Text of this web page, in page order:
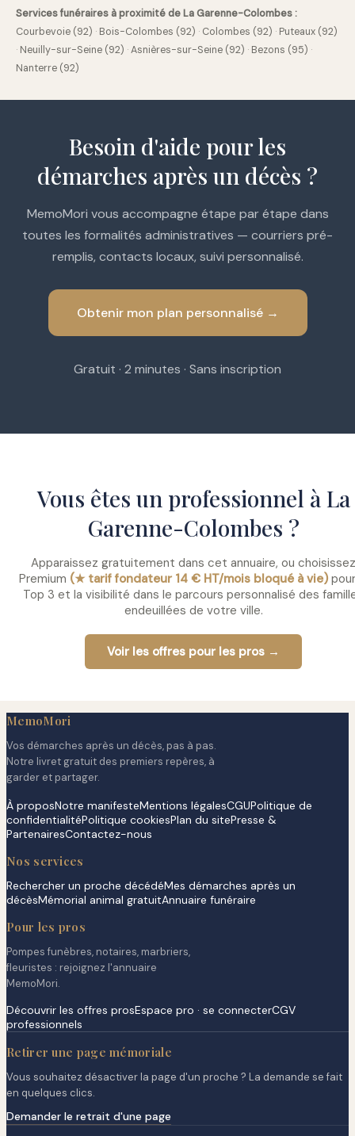
Services funéraires à proximité de La Garenne-Colombes :
Courbevoie (92) · Bois-Colombes (92) · Colombes (92) · Puteaux (92)
· Neuilly-sur-Seine (92) ·Asnières-sur-Seine (92) · Bezons (95) ·
Nanterre (92)
Besoin d'aide pour les
démarches après un décès ?
MemoMori vous accompagne étape par étape dans
toutes les formalités administratives — courriers pré-
remplis, contacts locaux, suivi personnalisé.
Obtenir mon plan personnalisé →
Gratuit · 2 minutes · Sans inscription
Vous êtes un professionnel à La
Garenne-Colombes ?
Apparaissez gratuitement dans cet annuaire, ou choisissez
Premium (★ tarif fondateur 14 € HT/mois bloqué à vie)
Top 3 et la visibilité dans le parcours personnalisé des
endeuillées de votre ville.
Voir les offres pour les pros →
MemoMori
Vos démarches après un décès, pas à pas.
Notre livret gratuit des premiers repères, à
garder et partager.
À proposNotre manifesteMentions légalesCGUPolitique de
confidentialitéPolitique cookiesPlan du sitePresse &
PartenairesContactez-nous
Nos services
Rechercher un proche décédéMes démarches après un
décèsMémorial animal gratuitAnnuaire funéraire
Pour les pros
Pompes funèbres, notaires, marbriers,
fleuristes : rejoignez l'annuaire
MemoMori.
Découvrir les offres prosEspace pro · se connecterCGV
professionnels
Retirer une page mémoriale
Vous souhaitez désactiver la page d'un proche ? La demande se fait
en quelques clics.
Demander le retrait d'une page